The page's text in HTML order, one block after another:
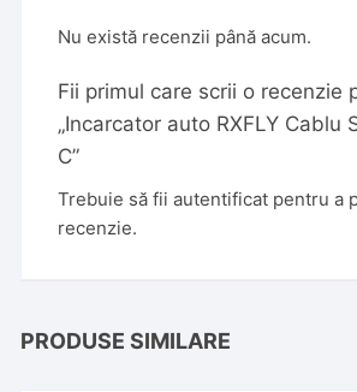
Nu există recenzii până acum.
Fii primul care scrii o recenzie
„Incarcator auto RXFLY Cablu
C”
Trebuie să fiiautentificat pentru a
recenzie.
PRODUSE SIMILARE